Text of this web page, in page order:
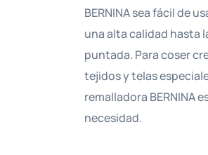
BERNINA sea fácil de
una alta calidad hasta
puntada. Para coser
tejidos y telas
remalladora BERNINA
necesidad.